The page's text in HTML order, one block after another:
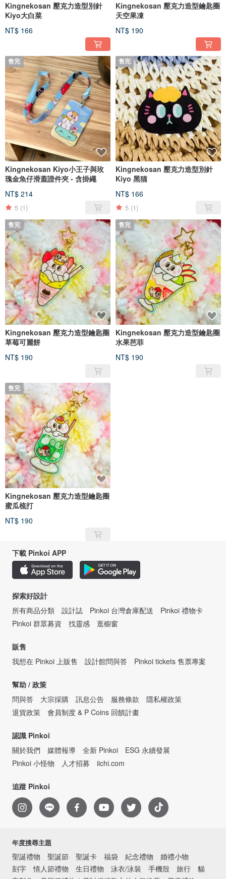
Kingnekosan 壓克力造型別針
Kiyo大白菜
NT$ 166
Kingnekosan 壓克力造型鑰匙圈
天空果凍
NT$ 190
售完
Kingnekosan Kiyo小王子與玫
瑰金魚仔滑蓋證件夾 - 含掛繩
NT$ 214
5 (1)
售完
Kingnekosan 壓克力造型別針
Kiyo 黑猫
NT$ 166
5 (1)
售完
Kingnekosan 壓克力造型鑰匙圈
草莓可麗餅
NT$ 190
售完
Kingnekosan 壓克力造型鑰匙圈
水果芭菲
NT$ 190
售完
Kingnekosan 壓克力造型鑰匙圈
蜜瓜梳打
NT$ 190
下載 Pinkoi APP
探索好設計
所有商品分類
設計誌 Pinkoi 台灣倉庫配送
Pinkoi 禮物卡
Pinkoi 群眾募資
找靈感 逛櫥窗
販售
我想在 Pinkoi 上販售
設計館問與答 Pinkoi tickets 售票專案
幫助 / 政策
問與答
大宗採購 訊息公告 服務條款
隱私權政策
退貨政策
會員制度 & P Coins 回饋計畫
認識 Pinkoi
關於我們
媒體報導 全新 Pinkoi
ESG 永續發展
Pinkoi 小怪物
人才招募 iichi.com
追蹤 Pinkoi
年度搜尋主題
聖誕禮物 聖誕節 聖誕卡 福袋 紀念禮物
婚禮小物
刻字
情人節禮物 生日禮物 泳衣/泳裝 手機殼 旅行
貓